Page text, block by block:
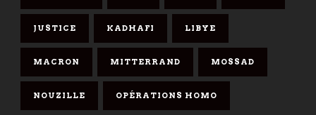
JUSTICE KADHAFI LIBYE
MACRON MITTERRAND MOSSAD
NOUZILLE OPÉRATIONS HOMO